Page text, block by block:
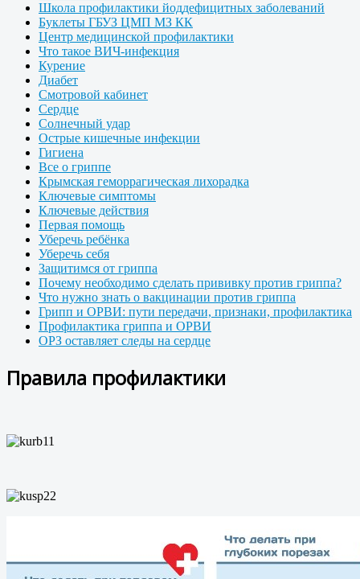
Школа профилактики йоддефицитных заболеваний
Буклеты ГБУЗ ЦМП МЗ КК
Центр медицинской профилактики
Что такое ВИЧ-инфекция
Курение
Диабет
Смотровой кабинет
Сердце
Солнечный удар
Острые кишечные инфекции
Гигиена
Все о гриппе
Крымская геморрагическая лихорадка
Ключевые симптомы
Ключевые действия
Первая помощь
Уберечь ребёнка
Уберечь себя
Защитимся от гриппа
Почему необходимо сделать прививку против гриппа?
Что нужно знать о вакцинации против гриппа
Грипп и ОРВИ: пути передачи, признаки, профилактика
Профилактика гриппа и ОРВИ
ОРЗ оставляет следы на сердце
Правила профилактики